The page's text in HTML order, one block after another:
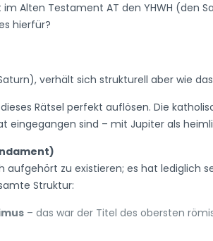
Alten Testament AT den YHWH (den
hierfür?
verhält sich strukturell aber wie
Rätsel perfekt auflösen. Die
eingegangen sind – mit Jupiter als
aufgehört zu existieren; es hat lediglich
Struktur:
– das war der Titel des obersten